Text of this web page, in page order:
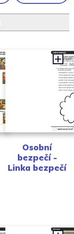
Osobní
bezpečí -
Linka bezpečí